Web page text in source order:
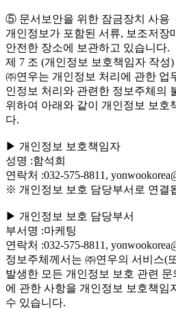
⑤ 문서보안을 위한 잠금장치 사용
개인정보가 포함된 서류, 보조저장
안전한 장소에 보관하고 있습니다.
제 7 조 (개인정보 보호책임자 작성)
㈜연우는 개인정보 처리에 관한 업
인정보 처리와 관련한 정보주체의
위하여 아래와 같이 개인정보 보호
다.
▶ 개인정보 보호책임자
성명 :함석희
연락처 :032-575-8811,
※ 개인정보 보호 담당부서로 연결
▶ 개인정보 보호 담당부서
부서명 :마케팅
연락처 :032-575-8811,
정보주체께서는 ㈜연우의 서비스(
발생한 모든 개인정보 보호 관련
에 관한 사항을 개인정보 보호책임
수 있습니다.